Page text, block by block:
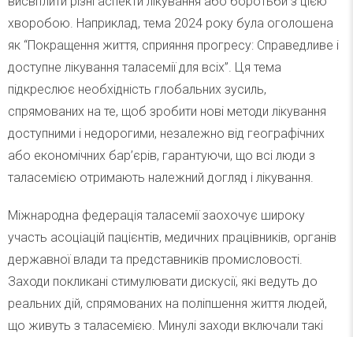
хворобою. Наприклад, тема 2024 року була оголошена
як “Покращення життя, сприяння прогресу: Справедливе і
доступне лікування таласемії для всіх”. Ця тема
підкреслює необхідність глобальних зусиль,
спрямованих на те, щоб зробити нові методи лікування
доступними і недорогими, незалежно від географічних
або економічних бар’єрів, гарантуючи, що всі люди з
таласемією отримають належний догляд і лікування.
Міжнародна федерація таласемії заохочує широку
участь асоціацій пацієнтів, медичних працівників, органів
державної влади та представників промисловості.
Заходи покликані стимулювати дискусії, які ведуть до
реальних дій, спрямованих на поліпшення життя людей,
що живуть з таласемією. Минулі заходи включали такі